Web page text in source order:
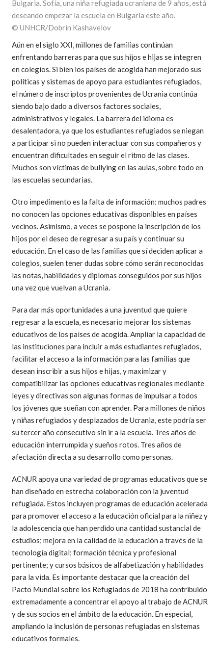
Bulgaria. Sofía, una niña refugiada ucraniana de 9 años, está
deseando empezar la escuela en Bulgaria este año.
© UNHCR/Dobrin Kashavelov
Aún en el siglo XXI, millones de familias continúan
enfrentando barreras para que sus hijos e hijas se integren
en colegios. Si bien los países de acogida han mejorado sus
políticas y sistemas de apoyo para estudiantes refugiados,
el número de inscriptos provenientes de Ucrania continúa
siendo bajo dado a diversos factores sociales,
administrativos y legales. La barrera del idioma es
desalentadora, ya que los estudiantes refugiados se niegan
a participar si no pueden interactuar con sus compañeros y
encuentran dificultades en seguir el ritmo de las clases.
Muchos son víctimas de bullying en las aulas, sobre todo en
las escuelas secundarias.
Otro impedimento es la falta de información: muchos padres
no conocen las opciones educativas disponibles en países
vecinos. Asimismo, a veces se pospone la inscripción de los
hijos por el deseo de regresar a su país y continuar su
educación. En el caso de las familias que sí deciden aplicar a
colegios, suelen tener dudas sobre cómo serán reconocidas
las notas, habilidades y diplomas conseguidos por sus hijos
una vez que vuelvan a Ucrania.
Para dar más oportunidades a una juventud que quiere
regresar a la escuela, es necesario mejorar los sistemas
educativos de los países de acogida. Ampliar la capacidad de
las instituciones para incluir a más estudiantes refugiados,
facilitar el acceso a la información para las familias que
desean inscribir a sus hijos e hijas, y maximizar y
compatibilizar las opciones educativas regionales mediante
leyes y directivas son algunas formas de impulsar a todos
los jóvenes que sueñan con aprender. Para millones de niños
y niñas refugiados y desplazados de Ucrania, este podría ser
su tercer año consecutivo sin ir a la escuela. Tres años de
educación interrumpida y sueños rotos. Tres años de
afectación directa a su desarrollo como personas.
ACNUR apoya una variedad de programas educativos que se
han diseñado en estrecha colaboración con la juventud
refugiada. Estos incluyen programas de educación acelerada
para promover el acceso a la educación oficial para la niñez y
la adolescencia que han perdido una cantidad sustancial de
estudios; mejora en la calidad de la educación a través de la
tecnología digital; formación técnica y profesional
pertinente; y cursos básicos de alfabetización y habilidades
para la vida. Es importante destacar que la creación del
Pacto Mundial sobre los Refugiados de 2018 ha contribuido
extremadamente a concentrar el apoyo al trabajo de ACNUR
y de sus socios en el ámbito de la educación. En especial,
ampliando la inclusión de personas refugiadas en sistemas
educativos formales.